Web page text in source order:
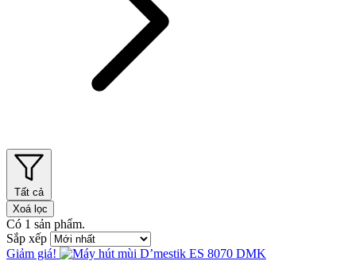
Tất cả
Xoá lọc
Có 1 sản phẩm.
Sắp xếp
Giảm giá!